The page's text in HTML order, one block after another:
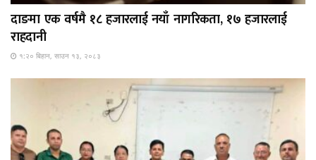
दाङमा एक वर्षमै १८ हजारलाई नयाँ नागरिकता, १७ हजारलाई
राहदानी
१:२० बिहान, साउन १३, २०८३